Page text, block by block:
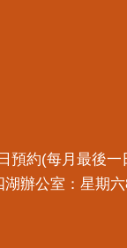
預約(每月最後
辦公室：星期